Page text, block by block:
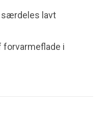
særdeles lavt
forvarmeflade i